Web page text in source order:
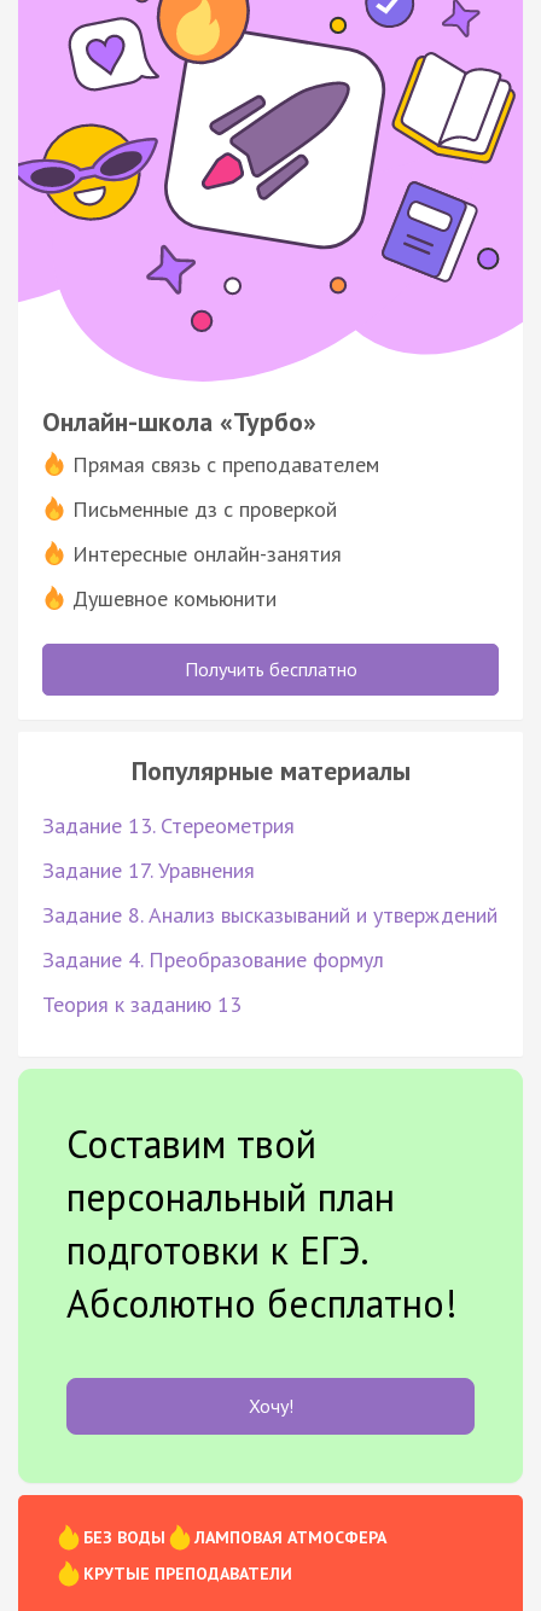
Онлайн-школа «Турбо»
Прямая связь с преподавателем
Письменные дз с проверкой
Интересные онлайн-занятия
Душевное комьюнити
Получить бесплатно
Популярные материалы
Задание 13. Стереометрия
Задание 17. Уравнения
Задание 8. Анализ высказываний и утверждений
Задание 4. Преобразование формул
Теория к заданию 13
Составим твой
персональный план
подготовки к ЕГЭ.
Абсолютно бесплатно!
Хочу!
БЕЗ ВОДЫ
ЛАМПОВАЯ АТМОСФЕРА
КРУТЫЕ ПРЕПОДАВАТЕЛИ